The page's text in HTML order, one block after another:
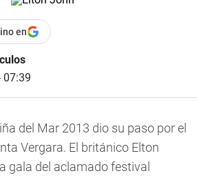
en
07:39
del Mar 2013 dio su paso por el
Vergara. El británico Elton
gala del aclamado festival